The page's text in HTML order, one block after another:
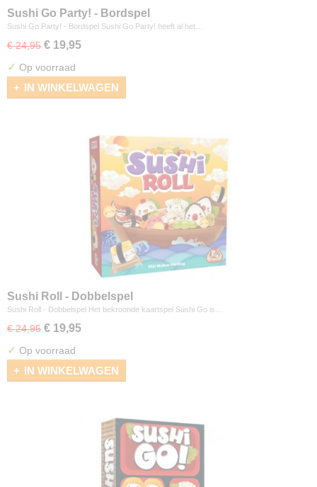
Sushi Go Party! - Bordspel
Sushi Go Party! - Bordspel Sushi Go Party! heeft al het…
€ 24,95 € 19,95
✓ Op voorraad
IN WINKELWAGEN
Sushi Roll - Dobbelspel
Sushi Roll - Dobbelspel Het bekroonde kaartspel Sushi Go is…
€ 24,95 € 19,95
✓ Op voorraad
IN WINKELWAGEN